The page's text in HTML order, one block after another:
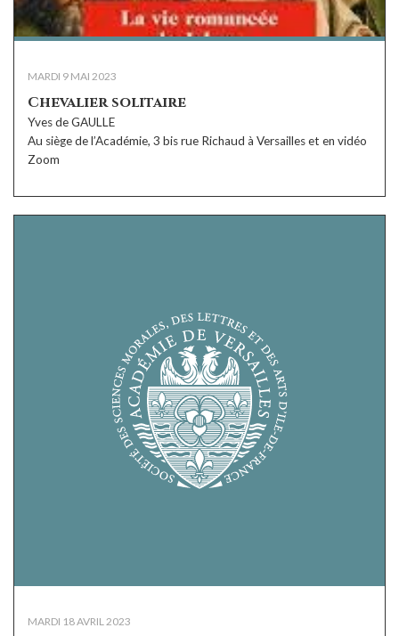
MARDI 9 MAI 2023
Chevalier solitaire
Yves de GAULLE
Au siège de l’Académie, 3 bis rue Richaud à Versailles et en vidéo
Zoom
MARDI 18 AVRIL 2023